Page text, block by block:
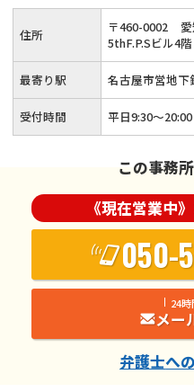
ていきます
住所 〒460-0002
5thF.P.Sビル4階
最寄り駅 名古屋市営地下
受付時間 平日9:30～20:00
この事務
《現在営業中
050-
24
メー
弁護士へ